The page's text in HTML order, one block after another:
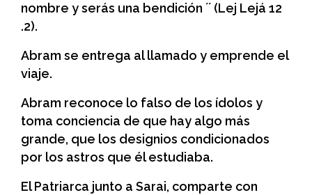
nombre y serás una bendición ´´ (Lej Lejá 12
.2).
Abram se entrega al llamado y emprende el
viaje.
Abram reconoce lo falso de los ídolos y
toma conciencia de que hay algo más
grande, que los designios condicionados
por los astros que él estudiaba.
El Patriarca junto a Sarai, comparte con